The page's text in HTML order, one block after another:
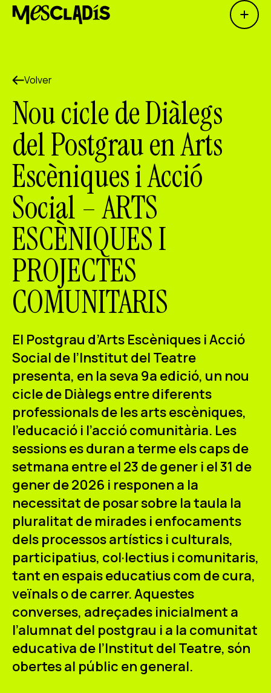
Open
Productora social
Productora de empleo
Productora de conocimiento
Productora cultural
Agenda
Nuestros talleres
Blog
Contacto
FacebookInstagram
ES CA EN
Volver
Nou cicle de Diàlegs
del Postgrau en Arts
Escèniques i Acció
Social – ARTS
ESCÈNIQUES I
PROJECTES
COMUNITARIS
El Postgrau d’Arts Escèniques i Acció
Social de l’Institut del Teatre
presenta, en la seva 9a edició, un nou
cicle de Diàlegsentre diferents
professionals de les arts escèniques,
l’educació i l’acció comunitària. Les
sessions es duran a terme els caps de
setmana entre el 23 de gener i el 31 de
gener de 2026 i responen a la
necessitat de posar sobre la taula la
pluralitat de mirades i enfocaments
dels processos artístics i culturals,
participatius, col·lectius i comunitaris,
tant en espais educatius com de cura,
veïnals o de carrer. Aquestes
converses, adreçades inicialment a
l’alumnat del postgrau i a la comunitat
educativa de l’Institut del Teatre, són
obertes al públic en general.